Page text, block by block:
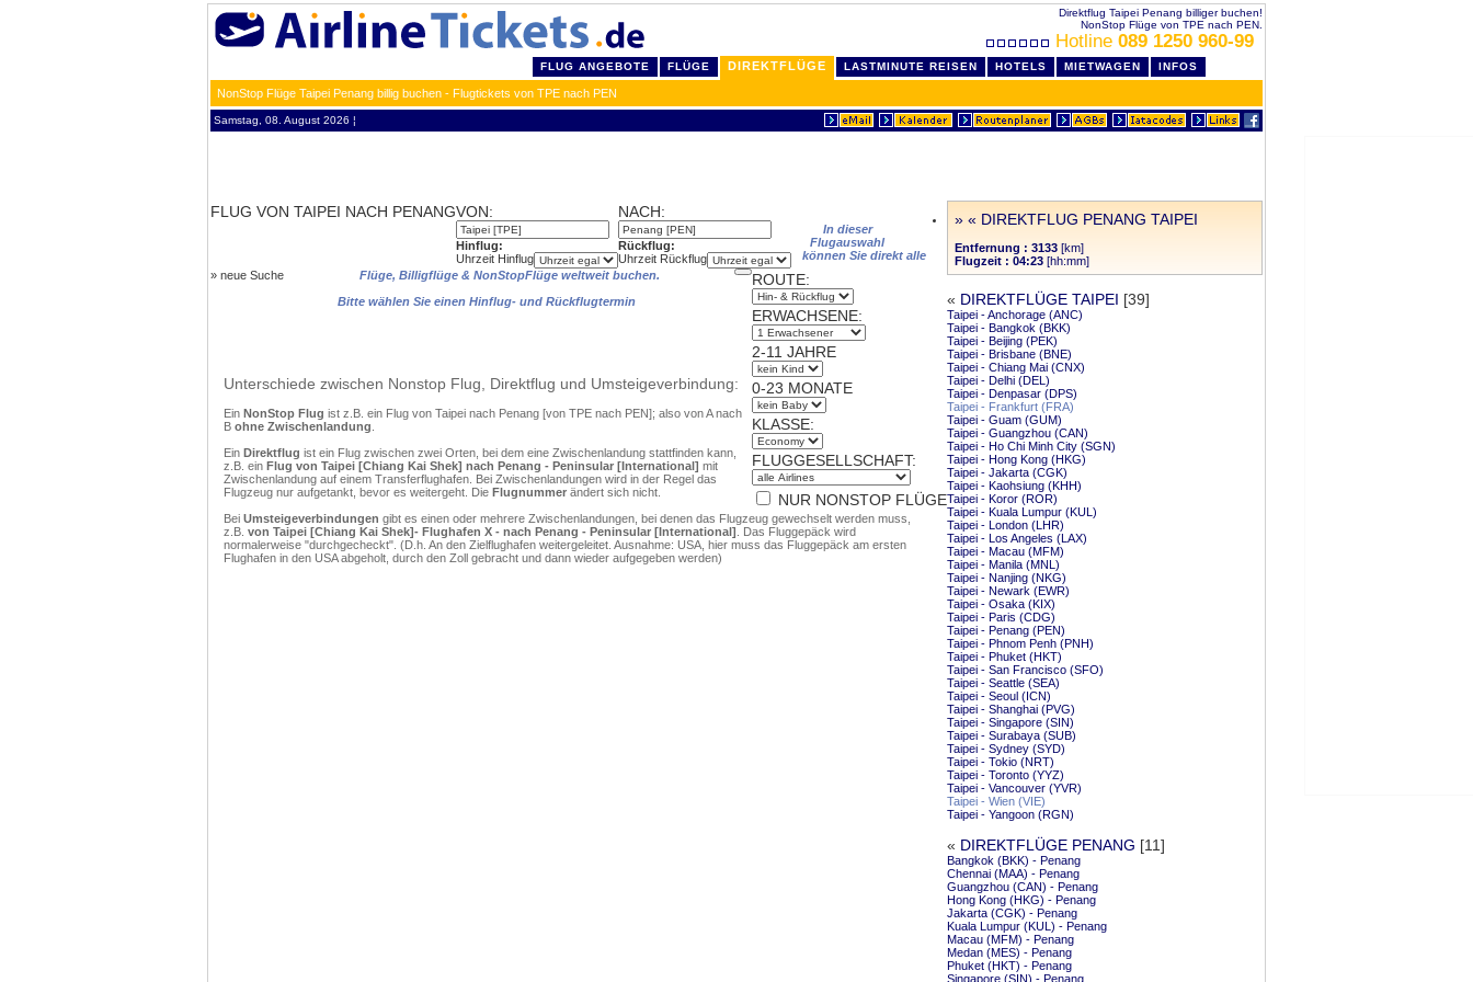
Direktflug Taipei Penang billiger buchen!
NonStop Flüge von TPE nach PEN.
Hotline 089 1250 960-99
FLUG ANGEBOTE FLÜGE DIREKTFLÜGE LASTMINUTE REISEN HOTELS MIETWAGEN INFOS
NonStop Flüge Taipei Penang billig buchen - Flugtickets von TPE nach PEN
Samstag, 08. August 2026 ¦
FLUG VON TAIPEI NACH PENANGVON:
Hinflug:
Uhrzeit Hinflug
NACH:
Rückflug:
Uhrzeit Rückflug
ROUTE:
ERWACHSENE:
2-11 JAHRE
0-23 MONATE
KLASSE:
FLUGGESELLSCHAFT:
NUR NONSTOP FLÜGE
» neue Suche
In dieser
Flugauswahl
können Sie direkt alle
Flüge, Billigflüge & NonStopFlüge weltweit buchen.
Bitte wählen Sie einen Hinflug- und Rückflugtermin
Unterschiede zwischen Nonstop Flug, Direktflug und Umsteigeverbindung:
Ein NonStop Flug ist z.B. ein Flug von Taipei nach Penang [von TPE nach PEN]; also von A nach
B ohne Zwischenlandung
Ein Direktflug ist ein Flug zwischen zwei Orten, bei dem eine Zwischenlandung stattfinden kann,
z.B. ein Flug von Taipei [Chiang Kai Shek] nach Penang - Peninsular [International] mit
Zwischenlandung auf einem Transferflughafen. Bei Zwischenlandungen wird in der Regel das
Flugzeug nur aufgetankt, bevor es weitergeht. Die Flugnummer ändert sich nicht.
Bei Umsteigeverbindungen gibt es einen oder mehrere Zwischenlandungen, bei denen das Flugzeug gewechselt werden muss,
z.B. von Taipei [Chiang Kai Shek]- Flughafen X - nach Penang - Peninsular [International] . Das Fluggepäck wird
normalerweise "durchgecheckt". (D.h. An den Zielflughafen weitergeleitet. Ausnahme: USA, hier muss das Fluggepäck am ersten
Flughafen in den USA abgeholt, durch den Zoll gebracht und dann wieder aufgegeben werden)
» « DIREKTFLUG PENANG TAIPEI
Entfernung : 3133 [km]
Flugzeit : 04:23 [hh:mm]
« DIREKTFLÜGE TAIPEI [39]
Taipei - Anchorage (ANC)
Taipei - Bangkok (BKK)
Taipei - Beijing (PEK)
Taipei - Brisbane (BNE)
Taipei - Chiang Mai (CNX)
Taipei - Delhi (DEL)
Taipei - Denpasar (DPS)
Taipei - Frankfurt (FRA)
Taipei - Guam (GUM)
Taipei - Guangzhou (CAN)
Taipei - Ho Chi Minh City (SGN)
Taipei - Hong Kong (HKG)
Taipei - Jakarta (CGK)
Taipei - Kaohsiung (KHH)
Taipei - Koror (ROR)
Taipei - Kuala Lumpur (KUL)
Taipei - London (LHR)
Taipei - Los Angeles (LAX)
Taipei - Macau (MFM)
Taipei - Manila (MNL)
Taipei - Nanjing (NKG)
Taipei - Newark (EWR)
Taipei - Osaka (KIX)
Taipei - Paris (CDG)
Taipei - Penang (PEN)
Taipei - Phnom Penh (PNH)
Taipei - Phuket (HKT)
Taipei - San Francisco (SFO)
Taipei - Seattle (SEA)
Taipei - Seoul (ICN)
Taipei - Shanghai (PVG)
Taipei - Singapore (SIN)
Taipei - Surabaya (SUB)
Taipei - Sydney (SYD)
Taipei - Tokio (NRT)
Taipei - Toronto (YYZ)
Taipei - Vancouver (YVR)
Taipei - Wien (VIE)
Taipei - Yangoon (RGN)
« DIREKTFLÜGE PENANG [11]
Bangkok (BKK) - Penang
Chennai (MAA) - Penang
Guangzhou (CAN) - Penang
Hong Kong (HKG) - Penang
Jakarta (CGK) - Penang
Kuala Lumpur (KUL) - Penang
Macau (MFM) - Penang
Medan (MES) - Penang
Phuket (HKT) - Penang
Singapore (SIN) - Penang